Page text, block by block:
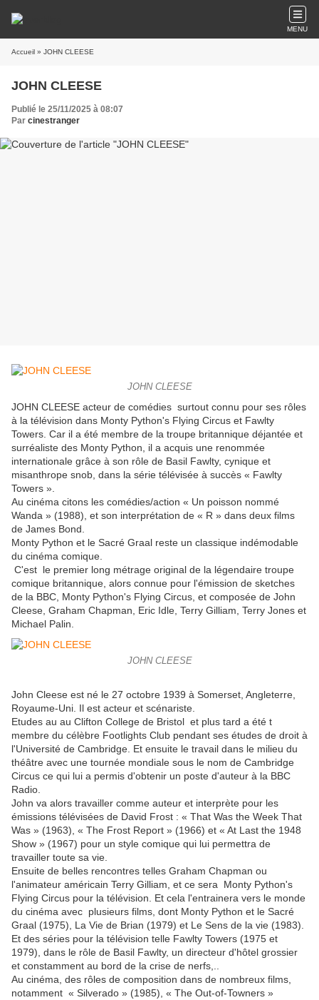
MENU
Accueil » JOHN CLEESE
JOHN CLEESE
Publié le 25/11/2025 à 08:07
Par cinestranger
JOHN CLEESE
JOHN CLEESE acteur de comédies surtout connu pour ses rôles
à la télévision dans Monty Python's Flying Circus et Fawlty
Towers. Car il a été membre de la troupe britannique déjantée et
surréaliste des Monty Python, il a acquis une renommée
internationale grâce à son rôle de Basil Fawlty, cynique et
misanthrope snob, dans la série télévisée à succès « Fawlty
Towers ».
Au cinéma citons les comédies/action « Un poisson nommé
Wanda » (1988), et son interprétation de « R » dans deux films
de James Bond.
Monty Python et le Sacré Graal reste un classique indémodable
du cinéma comique.
C'est le premier long métrage original de la légendaire troupe
comique britannique, alors connue pour l'émission de sketches
de la BBC, Monty Python's Flying Circus, et composée de John
Cleese, Graham Chapman, Eric Idle, Terry Gilliam, Terry Jones et
Michael Palin.
JOHN CLEESE
John Cleese est né le 27 octobre 1939 à Somerset, Angleterre,
Royaume-Uni. Il est acteur et scénariste.
Etudes au au Clifton College de Bristol et plus tard a été t
membre du célèbre Footlights Club pendant ses études de droit à
l'Université de Cambridge. Et ensuite le travail dans le milieu du
théâtre avec une tournée mondiale sous le nom de Cambridge
Circus ce qui lui a permis d'obtenir un poste d'auteur à la BBC
Radio.
John va alors travailler comme auteur et interprète pour les
émissions télévisées de David Frost : « That Was the Week That
Was » (1963), « The Frost Report » (1966) et « At Last the 1948
Show » (1967) pour un style comique qui lui permettra de
travailler toute sa vie.
Ensuite de belles rencontres telles Graham Chapman ou
l'animateur américain Terry Gilliam, et ce sera Monty Python's
Flying Circus pour la télévision. Et cela l'entrainera vers le monde
du cinéma avec plusieurs films, dont Monty Python et le Sacré
Graal (1975), La Vie de Brian (1979) et Le Sens de la vie (1983).
Et des séries pour la télévision telle Fawlty Towers (1975 et
1979), dans le rôle de Basil Fawlty, un directeur d'hôtel grossier
et constamment au bord de la crise de nerfs,..
Au cinéma, des rôles de composition dans de nombreux films,
notamment « Silverado » (1985), « The Out-of-Towners »